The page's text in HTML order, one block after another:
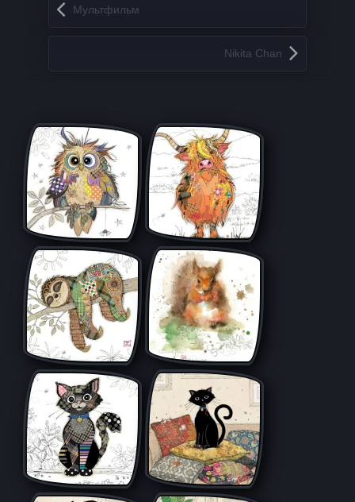
Мультфильм
Nikita Chan